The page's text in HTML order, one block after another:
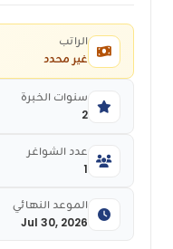
غير محدد
الراتب
2
سنوات الخبرة
1
عدد الشواغر
Jul 30, 2026
الموعد النهائي